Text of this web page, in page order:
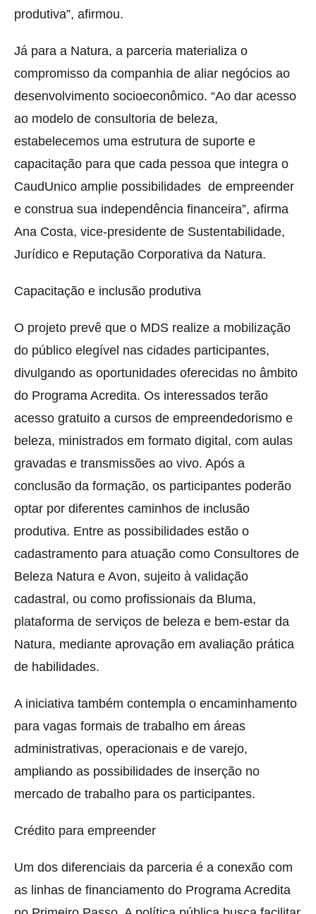
produtiva”, afirmou.
Já para a Natura, a parceria materializa o
compromisso da companhia de aliar negócios ao
desenvolvimento socioeconômico. “Ao dar acesso
ao modelo de consultoria de beleza,
estabelecemos uma estrutura de suporte e
capacitação para que cada pessoa que integra o
CaudUnico amplie possibilidades de empreender
e construa sua independência financeira”, afirma
Ana Costa, vice-presidente de Sustentabilidade,
Jurídico e Reputação Corporativa da Natura.
Capacitação e inclusão produtiva
O projeto prevê que o MDS realize a mobilização
do público elegível nas cidades participantes,
divulgando as oportunidades oferecidas no âmbito
do Programa Acredita. Os interessados terão
acesso gratuito a cursos de empreendedorismo e
beleza, ministrados em formato digital, com aulas
gravadas e transmissões ao vivo. Após a
conclusão da formação, os participantes poderão
optar por diferentes caminhos de inclusão
produtiva. Entre as possibilidades estão o
cadastramento para atuação como Consultores de
Beleza Natura e Avon, sujeito à validação
cadastral, ou como profissionais da Bluma,
plataforma de serviços de beleza e bem-estar da
Natura, mediante aprovação em avaliação prática
de habilidades.
A iniciativa também contempla o encaminhamento
para vagas formais de trabalho em áreas
administrativas, operacionais e de varejo,
ampliando as possibilidades de inserção no
mercado de trabalho para os participantes.
Crédito para empreender
Um dos diferenciais da parceria é a conexão com
as linhas de financiamento do Programa Acredita